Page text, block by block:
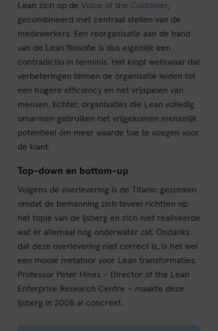
Lean zich op de Voice of the Customer,
gecombineerd met centraal stellen van de
medewerkers. Een reorganisatie aan de hand
van de Lean filosofie is dus eigenlijk een
contradictio in terminis. Het klopt weliswaar dat
verbeteringen binnen de organisatie leiden tot
een hogere efficiency en het vrijspelen van
mensen. Echter, organisaties die Lean volledig
omarmen gebruiken het vrijgekomen menselijk
potentieel om meer waarde toe te voegen voor
de klant.
Top-down en bottom-up
Volgens de overlevering is de Titanic gezonken
omdat de bemanning zich teveel richtten op
het topje van de ijsberg en zich niet realiseerde
wat er allemaal nog onderwater zat. Ondanks
dat deze overlevering niet correct is, is het wel
een mooie metafoor voor Lean transformaties.
Professor Peter Hines – Director of the Lean
Enterprise Research Centre – maakte deze
ijsberg in 2008 al concreet.